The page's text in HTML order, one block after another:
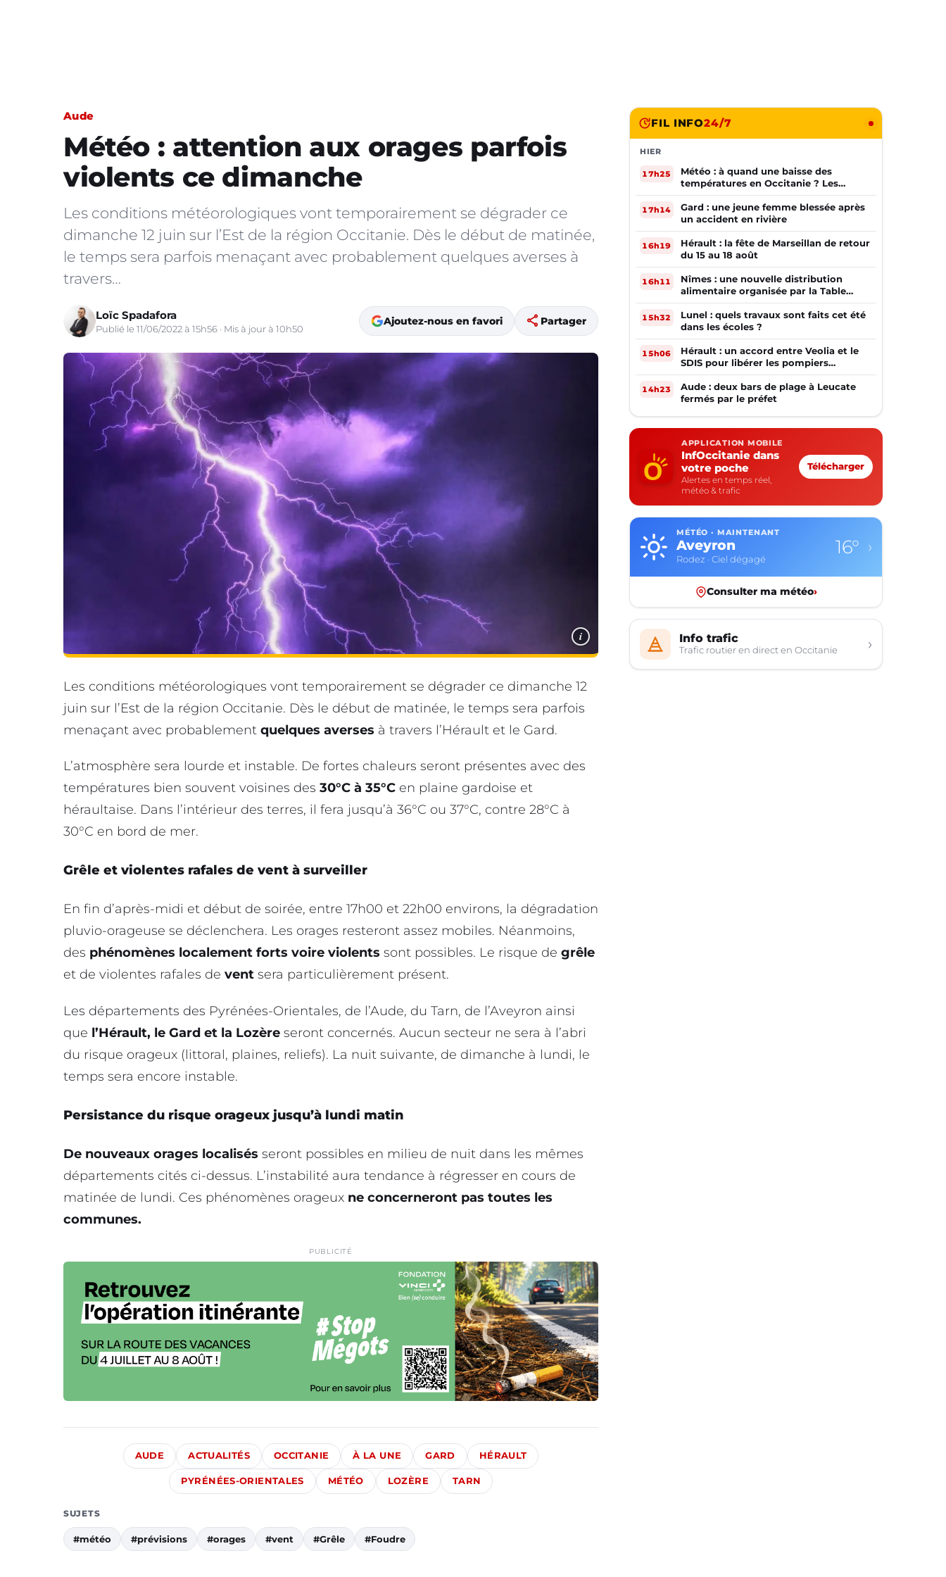
Aude
Météo : attention aux orages parfois
violents ce dimanche
Les conditions météorologiques vont temporairement se dégrader ce
dimanche 12 juin sur l’Est de la région Occitanie. Dès le début de matinée,
le temps sera parfois menaçant avec probablement quelques averses à
travers…
Loïc Spadafora
Publié le 11/06/2022 à 15h56 · Mis à jour à 10h50
Ajoutez-nous en favori share Partager
i
Les conditions météorologiques vont temporairement se dégrader ce dimanche 12
juin sur l’Est de la région Occitanie. Dès le début de matinée, le temps sera parfois
menaçant avec probablement quelques averses à travers l’Hérault et le Gard.
L’atmosphère sera lourde et instable. De fortes chaleurs seront présentes avec des
températures bien souvent voisines des 30°C à 35°C en plaine gardoise et
héraultaise. Dans l’intérieur des terres, il fera jusqu’à 36°C ou 37°C, contre 28°C à
30°C en bord de mer.
Grêle et violentes rafales de vent à surveiller
En fin d’après-midi et début de soirée, entre 17h00 et 22h00 environs, la dégradation
pluvio-orageuse se déclenchera. Les orages resteront assez mobiles. Néanmoins,
des phénomènes localement forts voire violents sont possibles. Le risque de grêle
et de violentes rafales de vent sera particulièrement présent.
Les départements des Pyrénées-Orientales, de l’Aude, du Tarn, de l’Aveyron ainsi
que l’Hérault, le Gard et la Lozère seront concernés. Aucun secteur ne sera à l’abri
du risque orageux (littoral, plaines, reliefs). La nuit suivante, de dimanche à lundi, le
temps sera encore instable.
Persistance du risque orageux jusqu’à lundi matin
De nouveaux orages localisés seront possibles en milieu de nuit dans les mêmes
départements cités ci-dessus. L’instabilité aura tendance à régresser en cours de
matinée de lundi. Ces phénomènes orageux ne concerneront pas toutes les
communes.
PUBLICITÉ
AUDE ACTUALITÉS OCCITANIE À LA UNE GARD HÉRAULT
PYRÉNÉES-ORIENTALES MÉTÉO LOZÈRE TARN
SUJETS
#météo #prévisions #orages #vent #Grêle #Foudre
FIL INFO24/7
HIER
17h25
Météo : à quand une baisse des
températures en Occitanie ? Les
prévisions
17h14
Gard : une jeune femme blessée après
un accident en rivière
16h19
Hérault : la fête de Marseillan de retour
du 15 au 18 août
16h11
Nîmes : une nouvelle distribution
alimentaire organisée par la Table
Ouverte
15h32
Lunel : quels travaux sont faits cet été
dans les écoles ?
15h06
Hérault : un accord entre Veolia et le
SDIS pour libérer les pompiers
volontaires
14h23
Aude : deux bars de plage à Leucate
fermés par le préfet
APPLICATION MOBILE
InfOccitanie dans
votre poche
Alertes en temps réel,
météo & trafic
Télécharger
MÉTÉO · MAINTENANT
Gard
Nîmes · Ciel dégagé
25° ›
Consulter ma météo›
Info trafic
Trafic routier en direct en Occitanie ›